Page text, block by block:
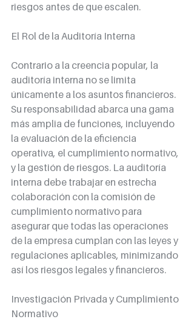
riesgos antes de que escalen.
El Rol de la Auditoría Interna
Contrario a la creencia popular, la
auditoría interna no se limita
únicamente a los asuntos financieros.
Su responsabilidad abarca una gama
más amplia de funciones, incluyendo
la evaluación de la eficiencia
operativa, el cumplimiento normativo,
y la gestión de riesgos. La auditoría
interna debe trabajar en estrecha
colaboración con la comisión de
cumplimiento normativo para
asegurar que todas las operaciones
de la empresa cumplan con las leyes y
regulaciones aplicables, minimizando
así los riesgos legales y financieros.
Investigación Privada y Cumplimiento
Normativo